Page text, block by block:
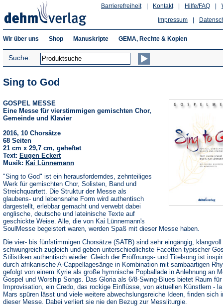
Hilfe/FAQ
Kontakt
Barrierefreiheit
Impressum
Wir über uns Shop Manuskripte GEMA, Rechte & Kopien
Suche:
Sing to God
GOSPEL MESSE
Eine Messe für vierstimmigen gemischten Chor,
Gemeinde und Klavier
2016, 10 Chorsätze
68 Seiten
21 cm x 29,7 cm, geheftet
Text: Eugen Eckert
Musik: Kai Lünnemann
"Sing to God" ist ein herausforderndes, zehnteiliges
Werk für gemischten Chor, Solisten, Band und
Streichquartett. Die Struktur der Messe als
glaubens- und lebensnahe Form wird authentisch
dargestellt, erlebbar gemacht und verwebt dabei
englische, deutsche und lateinische Texte auf
geschickte Weise. Alle, die von Kai Lünnemann's
SoulMesse begeistert waren, werden Spaß mit dieser Messe haben.
Die vier- bis fünfstimmigen Chorsätze (SATB) sind sehr eingängig, klangvoll
schwungreich zugleich und geben unterschiedlichste Facetten typischer
Stilistiken authentisch wieder. Gleich der Eröffnungs- und Titelsong ist
durch afrikanische A-Cappellagesänge in Kombination mit sambaartigen
gefolgt von einem Kyrie als große hymnische Popballade in Anlehnung an
Gospel und Worship Songs. Das Gloria als 6/8-Swing-Blues bietet Raum für
Improvisation, ein Credo, das rockige Einflüsse, von aktuellen Künstlern -
Mars spüren lässt und viele weitere abwechslungsreiche Ideen, finden sich
dieser Messe. Dabei verliert sie nie den Bezug zur Messliturgie.